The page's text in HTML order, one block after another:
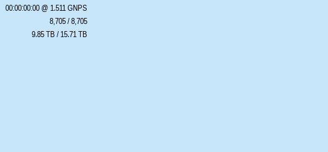
00:00:00:00 @ 1.511 GNPS
8,705 / 8,705
9.85 TB / 15.71 TB